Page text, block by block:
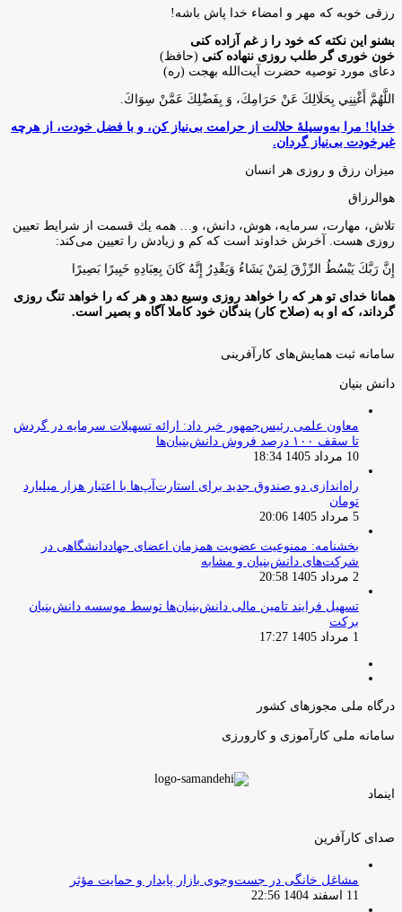
رزقی خوبه كه مهر و امضاء خدا پاش باشه!
بشنو این نکته که خود را ز غم آزاده کنی
خون خوری گر طلب روزی ننهاده کنی (حافظ)
دعای مورد توصیه حضرت آیت‌الله بهجت (ره)
اللَّهُمَّ أَغْنِنِي بِحَلَالِكَ عَنْ حَرَامِكَ، وَ بِفَضْلِكَ عَمَّنْ سِوَاكَ‏.
خدایا! مرا به‌وسیلۀ حلالت از حرامت بی‌نیاز کن، و با فضل خودت، از هرچه
غیرخودت بی‌نیاز گردان.
میزان رزق و روزی هر انسان
هوالرزاق
تلاش، مهارت، سرمايه، هوش، دانش، و… همه يك قسمت از شرايط تعيين
روزى هست. آخرش خداوند است كه كم و زيادش را تعيين مى‌كند:
إِنَّ رَبَّكَ يَبْسُطُ الرِّزْقَ لِمَنْ يَشَاءُ وَيَقْدِرُ إِنَّهُ كَانَ بِعِبَادِهِ خَبِيرًا بَصِيرًا
همانا خدای تو هر که را خواهد روزی وسیع دهد و هر که را خواهد تنگ روزی
گرداند، که او به (صلاح کار) بندگان خود کاملا آگاه و بصیر است.
سامانه ثبت همایش‌های کارآفرینی
دانش‌ بنیان‌
معاون علمی رئیس‌جمهور خبر داد: ارائه تسهیلات سرمایه در گردش
تا سقف ۱۰۰ درصد فروش دانش‌بنیان‌ها
10 مرداد 1405 18:34
راه‌اندازی دو صندوق جدید برای استارت‌آپ‌ها با اعتبار هزار میلیارد
تومان
5 مرداد 1405 20:06
بخشنامه: ممنوعیت عضویت همزمان اعضای جهاددانشگاهی در
شرکت‌های دانش‌بنیان و مشابه
2 مرداد 1405 20:58
تسهیل فرایند تامین مالی دانش‌بنیان‌ها توسط موسسه دانش‌بنیان
برکت
1 مرداد 1405 17:27
درگاه ملی مجوزهای کشور
سامانه ملی کارآموزی و کارورزی
اینماد
صدای کارآفرین
مشاغل خانگی در جست‌وجوی بازار پایدار و حمایت مؤثر
11 اسفند 1404 22:56